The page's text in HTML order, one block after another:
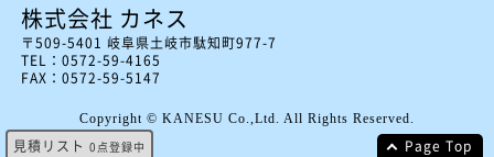
見積リスト 0 点登録中
株式会社 カネス
〒509-5401 岐阜県土岐市駄知町977-7
TEL：0572-59-4165
FAX：0572-59-5147
Copyright © KANESU Co.,Ltd. All Rights Reserved.
Page Top